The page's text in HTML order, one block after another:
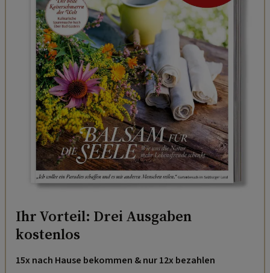
Ihr Vorteil: Drei Ausgaben
kostenlos
15x nach Hause bekommen & nur 12x bezahlen